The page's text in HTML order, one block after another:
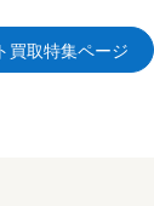
買取特集ページ